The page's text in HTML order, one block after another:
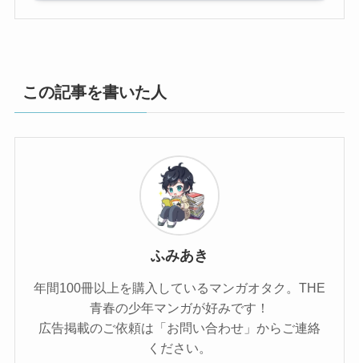
この記事を書いた人
ふみあき
年間100冊以上を購入しているマンガオタク。THE
青春の少年マンガが好みです！
広告掲載のご依頼は「お問い合わせ」からご連絡
ください。